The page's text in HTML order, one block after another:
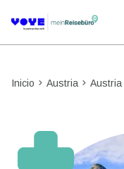
Inicio Austria